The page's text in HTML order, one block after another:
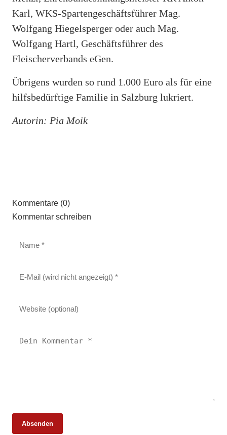
Karl, WKS-Spartengeschäftsführer Mag.
Wolfgang Hiegelsperger oder auch Mag.
Wolfgang Hartl, Geschäftsführer des
Fleischerverbands eGen.
Übrigens wurden so rund 1.000 Euro als für eine
hilfsbedürftige Familie in Salzburg lukriert.
Autorin: Pia Moik
Kommentare (0)
Kommentar schreiben
Absenden